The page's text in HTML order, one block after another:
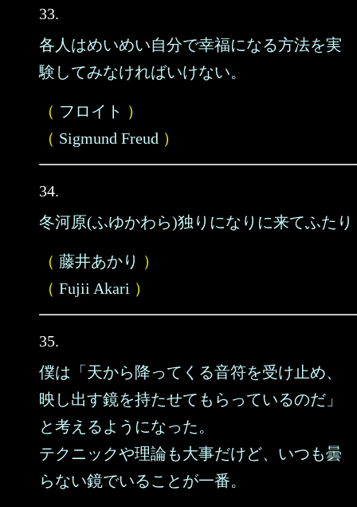
33.
各人はめいめい自分で幸福になる方法を実
験してみなければいけない。
（ フロイト ）
（ Sigmund Freud ）
34.
冬河原(ふゆかわら)独りになりに来てふたり
（ 藤井あかり ）
（ Fujii Akari ）
35.
僕は「天から降ってくる音符を受け止め、
映し出す鏡を持たせてもらっているのだ」
と考えるようになった。
テクニックや理論も大事だけど、いつも曇
らない鏡でいることが一番。